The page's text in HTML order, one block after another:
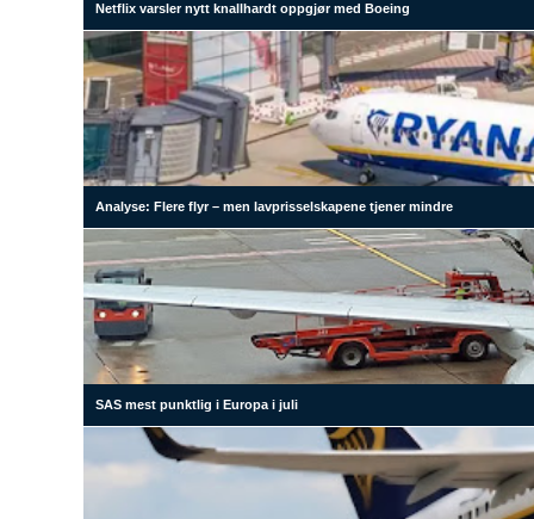
Netflix varsler nytt knallhardt oppgjør med Boeing
Analyse: Flere flyr – men lavprisselskapene tjener mindre
SAS mest punktlig i Europa i juli